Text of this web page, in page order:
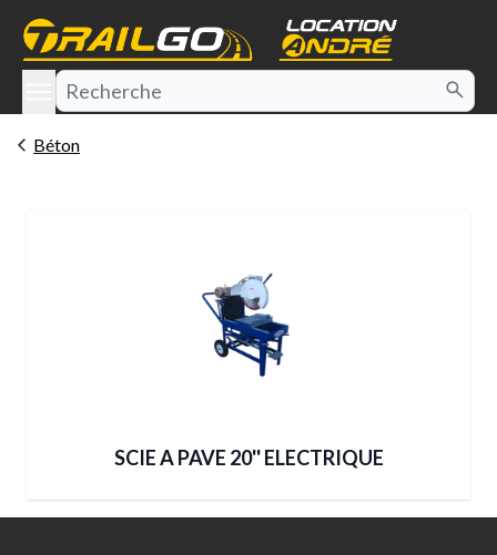
menu
Béton
SCIE A PAVE 20'' ELECTRIQUE